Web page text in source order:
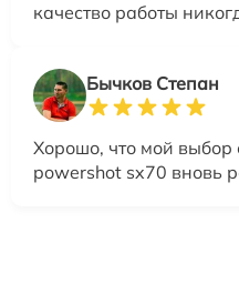
качество работы
Бычков Степан
Хорошо, что мой выбор
powershot sx70 вновь